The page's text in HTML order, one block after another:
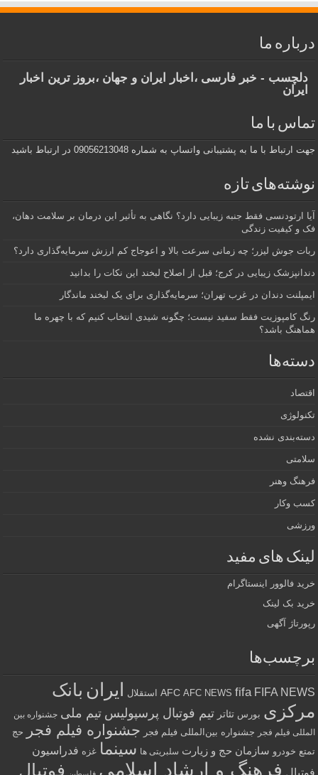
درباره ما
دلچسب - خبر فارسی ،اخبار ایران و جهان ،بروز ترین اخبار
ایران
تماس با ما
جهت ارتباط با ما به پشتیبانی واتساپ به شماره 09056213048 در ارتباط باشید
نوشته‌های تازه
آیا ارتودنسی فقط جنبه زیبایی دارد؟ نگاهی به تأثیر این درمان بر سلامت دهان،
فک و کیفیت زندگی
ربات جوش لیزر؛ چه زمانی سرعت بالا و اعوجاج کم ارزش سرمایه‌گذاری دارد؟
دندانپزشک زیبایی در کرج؛ قبل از اصلاح لبخند این نکات را بدانید
ایمپلنت دندان در غرب تهران؛ سرمایه‌گذاری برای یک لبخند ماندگار
رنگ کامپوزیت فقط سفید نیست؛ چگونه شیدی انتخاب کنیم که با چهره ما
هماهنگ باشد؟
دسته‌ها
اقتصاد
تکنولوژی
دسته‌بندی نشده
سلامتی
فرهنگ وهنر
کسب وکار
ورزشی
لینک های مفید
خرید فالوور اینستاگرام
خرید بک لینک
رپورتاژ آگهی
برچسب‌ها
AFC AFC NEWS fifa FIFA NEWS استقلال ایران بانک
مرکزی بورس تئاتر تیم فوتبال پرسپولیس تیم ملی جشنواره بین
المللی فیلم فجر جشنواره بین‌المللی فیلم فجر جشنواره فیلم فجر
حج
تمتع خودرو سازمان حج و زیارت سلبریتی ها سینما غزه فدراسیون
فوتبال فرهنگ و ارشاد اسلامی فوتبال